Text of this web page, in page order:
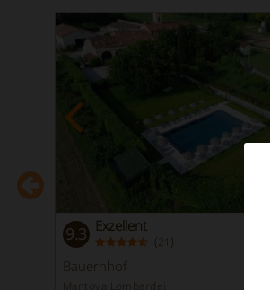
9.3 Exzellent
(21 )
Bauernhof
Mantova Lombardei